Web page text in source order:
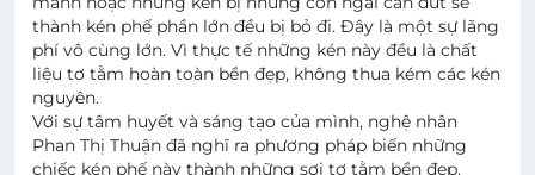
thành kén phế phần lớn đều bị bỏ đi. Đây là một sự lãng
phí vô cùng lớn. Vì thực tế những kén này đều là chất
liệu tơ tằm hoàn toàn bền đẹp, không thua kém các kén
nguyên.
Với sự tâm huyết và sáng tạo của mình, nghệ nhân
Phan Thị Thuận đã nghĩ ra phương pháp biến những
chiếc kén phế này thành những sợi tơ tằm bền đẹp,